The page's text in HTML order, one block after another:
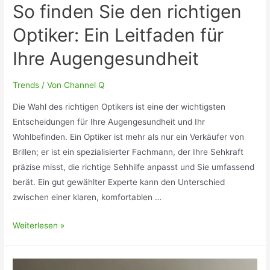
So finden Sie den richtigen
Optiker: Ein Leitfaden für
Ihre Augengesundheit
Trends / VonChannel Q
Die Wahl des richtigen Optikers ist eine der wichtigsten
Entscheidungen für Ihre Augengesundheit und Ihr
Wohlbefinden. Ein Optiker ist mehr als nur ein Verkäufer von
Brillen; er ist ein spezialisierter Fachmann, der Ihre Sehkraft
präzise misst, die richtige Sehhilfe anpasst und Sie umfassend
berät. Ein gut gewählter Experte kann den Unterschied
zwischen einer klaren, komfortablen …
So
Weiterlesen »